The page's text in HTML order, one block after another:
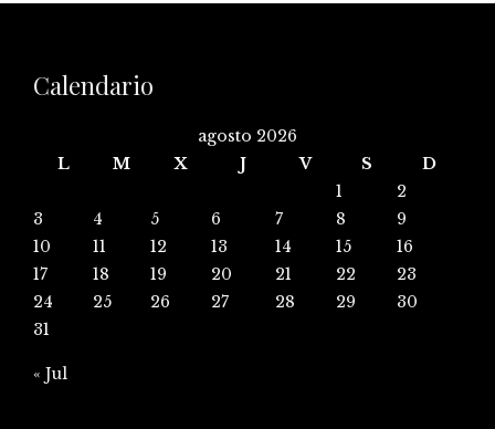
Calendario
agosto 2026
L
M X J V S
D
1
2
3
4 5 6 7 8
9
10
11 12 13 14 15
16
17
18 19 20 21 22
23
24
25 26 27 28 29
30
31
« Jul